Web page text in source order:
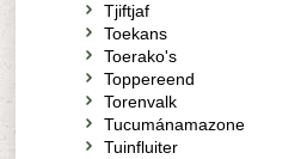
Tjiftjaf
Toekans
Toerako's
Toppereend
Torenvalk
Tucumánamazone
Tuinfluiter